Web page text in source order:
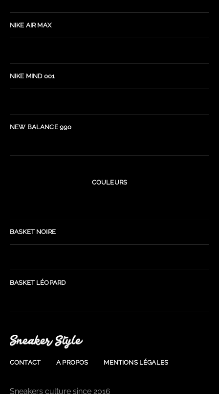
NIKE AIR MAX
NIKE MIND 001
NEW BALANCE 990
COULEURS
BASKET NOIRE
BASKET LÉOPARD
CONTACT A PROPOS MENTIONS LÉGALES
Sneakers culture since 2016